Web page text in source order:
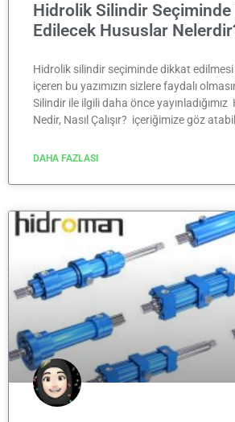
Hidrolik Silindir Seçiminde
Edilecek Hususlar
Hidrolik silindir seçiminde dikkat
içeren bu yazımızın sizlere faydalı
Silindir ile ilgili daha önce
Nedir, Nasıl Çalışır? içeriğimize göz
DAHA FAZLASI